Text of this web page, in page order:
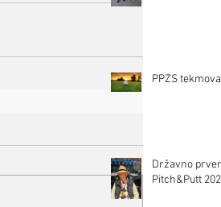
PPZS
Državno
Pitch&Putt